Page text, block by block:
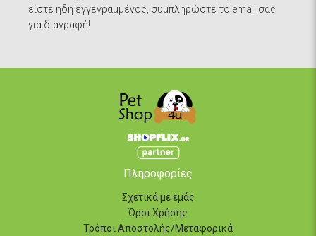
είστε ήδη εγγεγραμμένος, συμπληρώστε το email σας
για διαγραφή!
Πληροφορίες
Σχετικά με εμάς
Όροι Χρήσης
Τρόποι Αποστολής/Μεταφορικά